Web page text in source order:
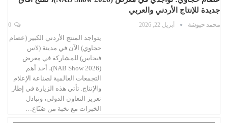
جديدة للإنتاج الأردني والعربي
محمد حبوشة أبريل 22, 2026
يتواجد المنتج الأردني الكبير (عصام
حجاوي) الآن في مدينة (لاس
فيجاس) للمشاركة في معرض
(NAB Show 2026)، أحد أهم
التجمعات العالمية لصناعة الإعلام
والإنتاج. تأتي هذه الزيارة في إطار
تعزيز التعاون الدولي، وتبادل
الخبرات مع نخبة من صُنّاع…